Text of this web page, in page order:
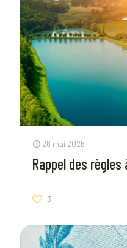
26 mai 2026
Rappel des règles
3